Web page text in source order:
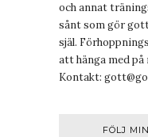
och annat
sånt som gör
själ.
att hänga med på
Kontakt:
FÖLJ